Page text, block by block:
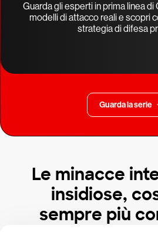
Guarda gli esperti in prima linea
modelli di attacco reali e scopri
strategia di difesa
Guarda la serie
Le minacce
insidiose,
sempre più